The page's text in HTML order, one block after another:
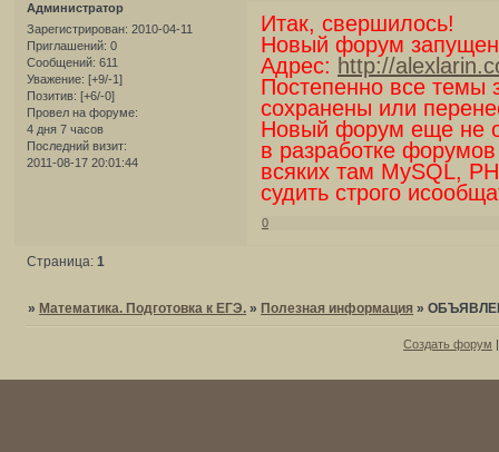
Администратор
Зарегистрирован: 2010-04-11
Приглашений: 0
Сообщений: 611
Уважение: [+9/-1]
Позитив: [+6/-0]
Провел на форуме:
4 дня 7 часов
Последний визит:
2011-08-17 20:01:44
Итак, свершилось!
Новый форум
Адрес: http://
Постепенно все темы
сохранены или
Новый форум еще не
в разработке
всяких там MySQL,
судить строго
0
Страница:1
» Математика. Подготовка к ЕГЭ. » Полезная информация »
Создать форум